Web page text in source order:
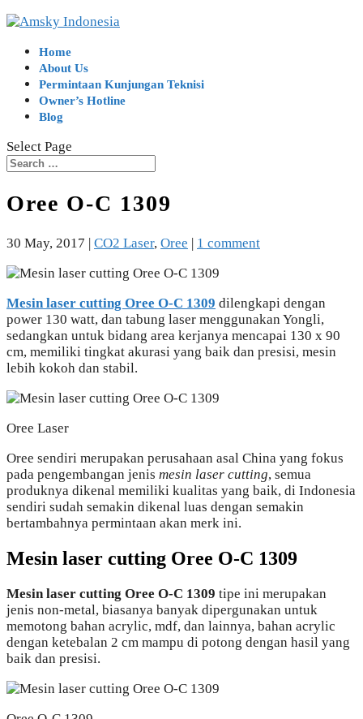
Home
About Us
Permintaan Kunjungan Teknisi
Owner’s Hotline
Blog
Select Page
Oree O-C 1309
30 May, 2017 CO2 Laser, Oree 1 comment
Mesin laser cutting Oree O-C 1309 dilengkapi dengan
power 130 watt, dan tabung laser menggunakan Yongli,
sedangkan untuk bidang area kerjanya mencapai 130 x 90
cm, memiliki tingkat akurasi yang baik dan presisi, mesin
lebih kokoh dan stabil.
Oree Laser
Oree sendiri merupakan perusahaan asal China yang fokus
pada pengembangan jenis mesin laser cutting, semua
produknya dikenal memiliki kualitas yang baik, di Indonesia
sendiri sudah semakin dikenal luas dengan semakin
bertambahnya permintaan akan merk ini.
Mesin laser cutting Oree O-C 1309
Mesin laser cutting Oree O-C 1309 tipe ini merupakan
jenis non-metal, biasanya banyak dipergunakan untuk
memotong bahan acrylic, mdf, dan lainnya, bahan acrylic
dengan ketebalan 2 cm mampu di potong dengan hasil yang
baik dan presisi.